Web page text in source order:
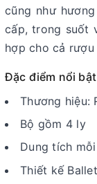
cũng như
cấp, trong suốt
hợp cho cả
Đặc điểm nổi bật
Thương hiệu:
Bộ gồm 4 ly
Dung tích
Thiết kế